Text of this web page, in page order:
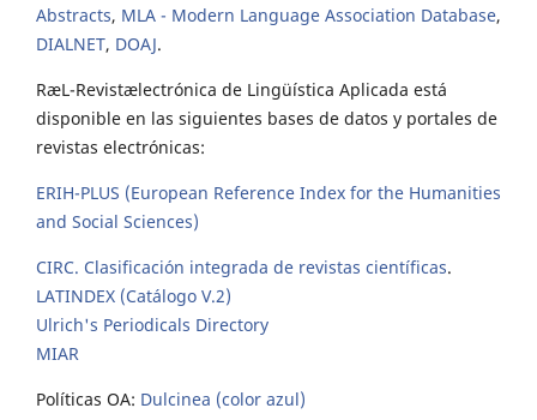
Abstracts, MLA - Modern Language Association Database,
DIALNET, DOAJ.
RæL-Revistælectrónica de Lingüística Aplicada está
disponible en las siguientes bases de datos y portales de
revistas electrónicas:
ERIH-PLUS (European Reference Index for the Humanities
and Social Sciences)
CIRC. Clasificación integrada de revistas científicas.
LATINDEX (Catálogo V.2)
Ulrich's Periodicals Directory
MIAR
Políticas OA: Dulcinea (color azul)